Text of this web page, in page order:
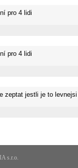
pro 4 lidi
pro 4 lidi
zeptat jestli je to
s.r.o.